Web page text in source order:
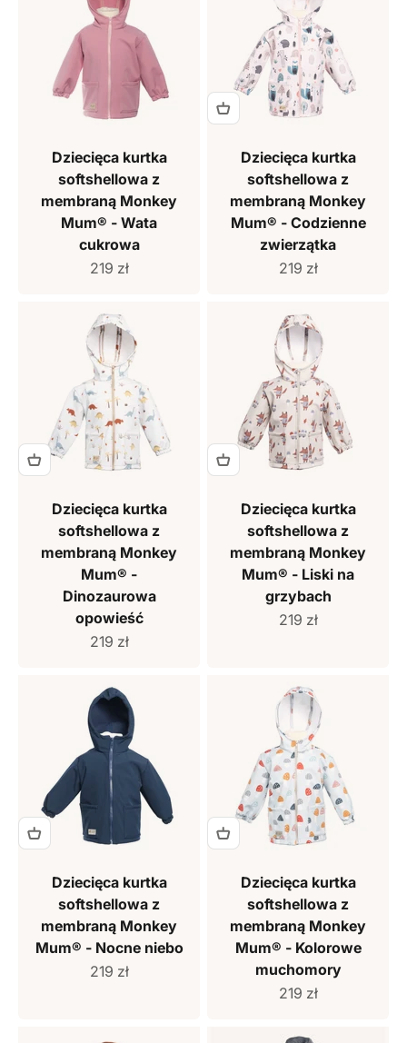
Dziecięca kurtka
softshellowa z
membraną Monkey
Mum® - Wata
cukrowa
Cena sprzedaży
219 zł
Dziecięca kurtka
softshellowa z
membraną Monkey
Mum® - Codzienne
zwierzątka
Cena sprzedaży
219 zł
Dziecięca kurtka
softshellowa z
membraną Monkey
Mum® -
Dinozaurowa
opowieść
Cena sprzedaży
219 zł
Dziecięca kurtka
softshellowa z
membraną Monkey
Mum® - Liski na
grzybach
Cena sprzedaży
219 zł
Dziecięca kurtka
softshellowa z
membraną Monkey
Mum® - Nocne niebo
Cena sprzedaży
219 zł
Dziecięca kurtka
softshellowa z
membraną Monkey
Mum® - Kolorowe
muchomory
Cena sprzedaży
219 zł